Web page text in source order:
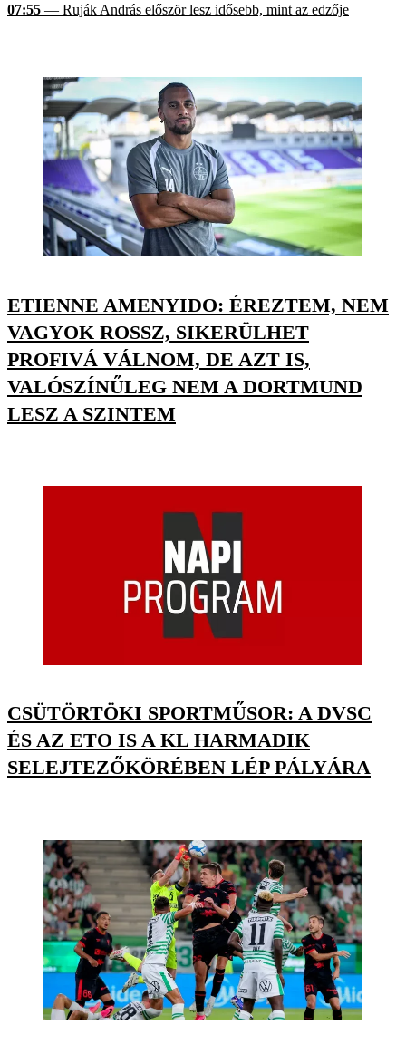
07:55 — Ruják András először lesz idősebb, mint az edzője
ETIENNE AMENYIDO: ÉREZTEM, NEM
VAGYOK ROSSZ, SIKERÜLHET
PROFIVÁ VÁLNOM, DE AZT IS,
VALÓSZÍNŰLEG NEM A DORTMUND
LESZ A SZINTEM
CSÜTÖRTÖKI SPORTMŰSOR: A DVSC
ÉS AZ ETO IS A KL HARMADIK
SELEJTEZŐKÖRÉBEN LÉP PÁLYÁRA